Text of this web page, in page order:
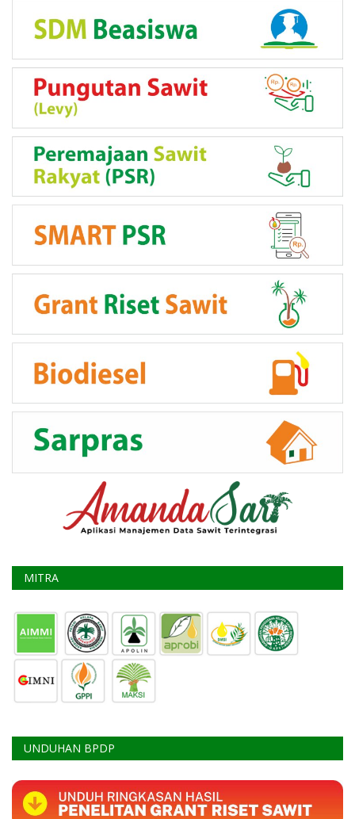
MITRA
UNDUHAN BPDP